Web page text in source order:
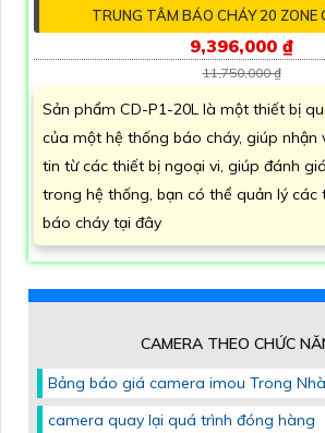
TRUNG TÂM BÁO CHÁY 20
9,396,000 ₫
11,750,000 ₫
Sản phẩm CD-P1-20L là một thiết bị
của một hệ thống báo cháy, giúp nhận
tin từ các thiết bị ngoại vi, giúp đánh
trong hệ thống, bạn có thể quản lý các
báo cháy tại đây
CAMERA THEO CHỨC
Bảng báo giá camera imou Trong Nhà
camera quay lại quá trình đóng hàng